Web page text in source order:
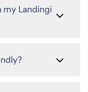
my Landingi